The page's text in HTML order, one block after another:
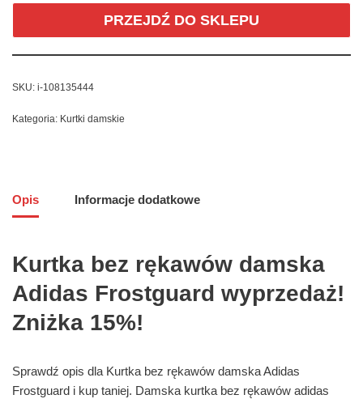
PRZEJDŹ DO SKLEPU
SKU: i-108135444
Kategoria: Kurtki damskie
Opis Informacje dodatkowe
Kurtka bez rękawów damska
Adidas Frostguard wyprzedaż!
Zniżka 15%!
Sprawdź opis dla Kurtka bez rękawów damska Adidas
Frostguard i kup taniej. Damska kurtka bez rękawów adidas